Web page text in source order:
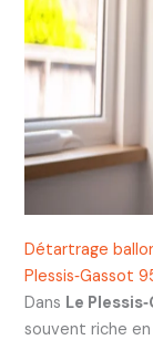
Détartrage
Plessis‑Gassot
Dans Le
souvent riche